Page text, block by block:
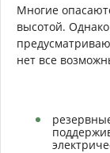
Многие
высотой.
нет все